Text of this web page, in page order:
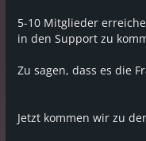
5-10 Mitglieder
in den Support zu
Zu sagen, dass es die
Jetzt kommen wir zu